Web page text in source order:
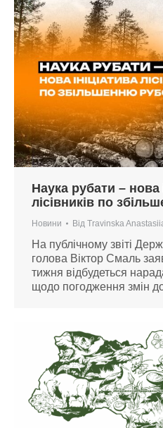
Наука рубати – нова
лісівників по
Новини Від Travinska
На публічному звіті
голова Віктор Смаль
тижня відбудеться
щодо погодження змін